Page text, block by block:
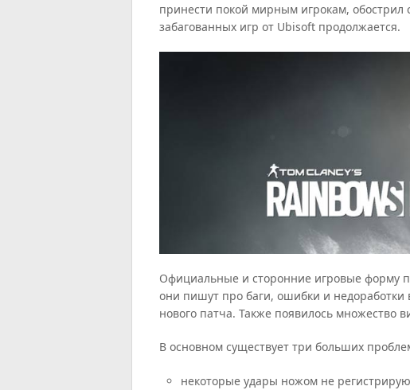
принести покой мирным игрокам,
забагованных игр от Ubisoft продолжается.
Официальные и сторонние игровые форму
они пишут про баги, ошибки и недоработки
нового патча. Также появилось множество
В основном существует три больших
некоторые удары ножом не